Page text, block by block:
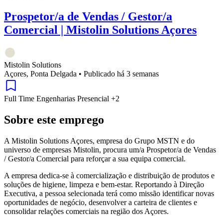
Prospetor/a de Vendas / Gestor/a
Comercial | Mistolin Solutions Açores
Mistolin Solutions
Açores, Ponta Delgada • Publicado há 3 semanas
Full Time Engenharias Presencial +2
Sobre este emprego
A Mistolin Solutions Açores, empresa do Grupo MSTN e do
universo de empresas Mistolin, procura um/a Prospetor/a de Vendas
/ Gestor/a Comercial para reforçar a sua equipa comercial.
A empresa dedica-se à comercialização e distribuição de produtos e
soluções de higiene, limpeza e bem-estar. Reportando à Direção
Executiva, a pessoa selecionada terá como missão identificar novas
oportunidades de negócio, desenvolver a carteira de clientes e
consolidar relações comerciais na região dos Açores.